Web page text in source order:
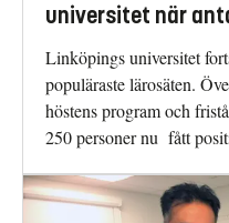
universitet när
Linköpings universitet
populäraste lärosäten.
höstens program och
250 personer nu fått